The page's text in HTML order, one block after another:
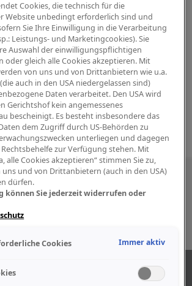
Sie uns auch in den sozialen
Medien
Cookies, die technisch für die
Website unbedingt erforderlich sind und
Sie Ihre Einwilligung in die Verarbeitung
Leistungs- und Marketingcookies). Sie
Auswahl der einwilligungspflichtigen
oder gleich alle Cookies akzeptieren. Mit
von uns und von Drittanbietern wie u.a.
auch in den USA niedergelassen sind)
Daten verarbeitet. Den USA wird
Gerichtshof kein angemessenes
bescheinigt. Es besteht insbesondere das
dem Zugriff durch US-Behörden zu
unterliegen und dagegen
zur Verfügung stehen. Mit
alle Cookies akzeptieren“ stimmen Sie zu,
uns und von Drittanbietern (auch in den USA)
dürfen.
können Sie jederzeit widerrufen oder
Cookies Immer aktiv